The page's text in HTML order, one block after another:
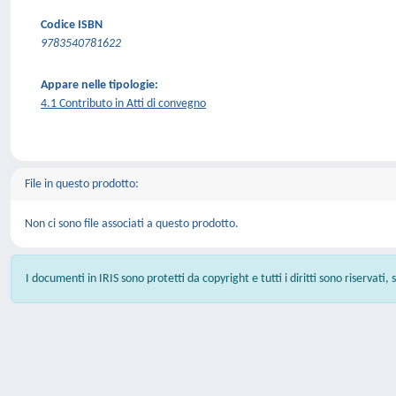
Codice ISBN
9783540781622
Appare nelle tipologie:
4.1 Contributo in Atti di convegno
File in questo prodotto:
Non ci sono file associati a questo prodotto.
I documenti in IRIS sono protetti da copyright e tutti i diritti sono riservati,